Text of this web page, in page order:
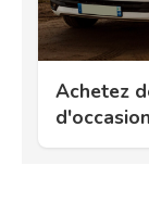
Achetez